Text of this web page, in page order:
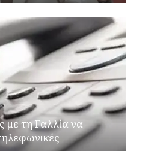
τη Γαλλία να